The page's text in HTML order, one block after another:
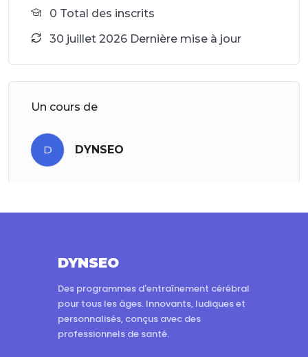
0 Total des inscrits
30 juillet 2026 Dernière mise à jour
Un cours de
D DYNSEO
DYNSEO
Des programmes d'entraînement cérébral
pour tous les âges. Innovants, ludiques et
personnalisés, conçus avec des
professionnels de santé.